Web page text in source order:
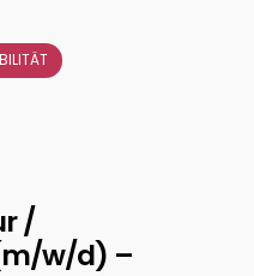
/
w/d) –